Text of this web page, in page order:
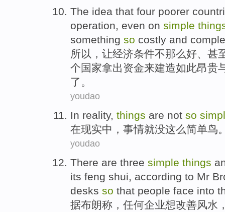
The idea that four poorer
operation, even on simple
something so costly and
所以 ，让经济条件不那么好、 甚
个国家拿出资金来建造如此昂贵
了。
youdao
In reality, things are not so
在现实中 ， 事情就没这么简单鸟
youdao
There are three simple things
its feng shui, according to Mr
desks so that people face into
据布朗称， 任何企业想改善风水